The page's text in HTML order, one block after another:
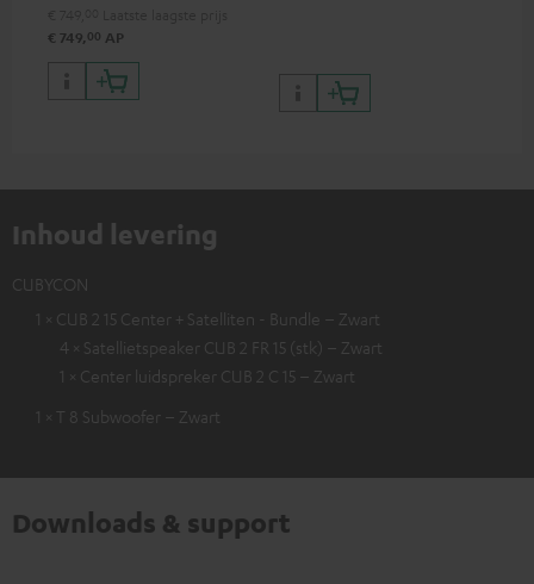
€ 749, 00 AP
Inhoud levering
CUBYCON
1 × CUB 2 15 Center + Satelliten - Bundle – Zwart
4 × Satellietspeaker CUB 2 FR 15 (stk) – Zwart
1 × Center luidspreker CUB 2 C 15 – Zwart
1 × T 8 Subwoofer – Zwart
Downloads & support